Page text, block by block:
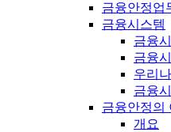
금융안정업
금융시스템
금융
금융
우리
금융
금융안정의
개요